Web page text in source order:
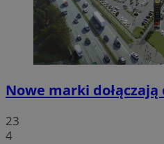
Nowe marki
23
4